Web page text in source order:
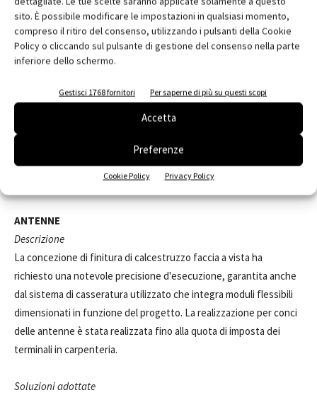
sito. È possibile modificare le impostazioni in qualsiasi momento,
compreso il ritiro del consenso, utilizzando i pulsanti della Cookie
Policy o cliccando sul pulsante di gestione del consenso nella parte
inferiore dello schermo.
Gestisci 1768 fornitori Per saperne di più su questi scopi
Accetta
Preferenze
Cookie Policy Privacy Policy
Fasi
• Posa dei casseri di contenimento
• Montaggio delle guaine dei cavi di post-tensione
• Getto per conci
• Maturazione delle caratteristiche del getto
• Post-tensione dell'impalcato
• Finitura getto
• Rimozione del rilevato e delle opere provvisionali
ANTENNE
Descrizione
La concezione di finitura di calcestruzzo faccia a vista ha
richiesto una notevole precisione d'esecuzione, garantita anche
dal sistema di casseratura utilizzato che integra moduli flessibili
dimensionati in funzione del progetto. La realizzazione per conci
delle antenne è stata realizzata fino alla quota di imposta dei
terminali in carpenteria.
Soluzioni adottate